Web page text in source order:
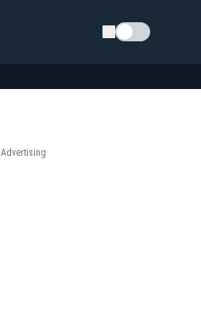
Schimba tema
Advertising